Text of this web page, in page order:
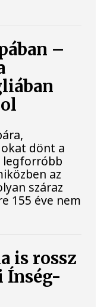
–
dönt a
legforróbb
az
száraz
155 éve nem
is rossz
Ínség-